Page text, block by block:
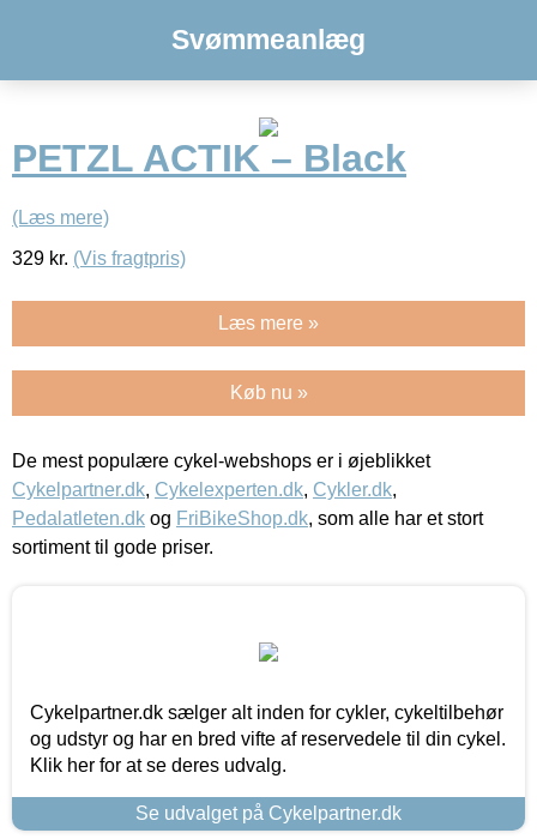
Svømmeanlæg
PETZL ACTIK – Black
(Læs mere)
329 kr. (Vis fragtpris)
Læs mere »
Køb nu »
De mest populære cykel-webshops er i øjeblikket
Cykelpartner.dk, Cykelexperten.dk, Cykler.dk,
Pedalatleten.dk og FriBikeShop.dk, som alle har et stort
sortiment til gode priser.
Cykelpartner.dk sælger alt inden for cykler, cykeltilbehør
og udstyr og har en bred vifte af reservedele til din cykel.
Klik her for at se deres udvalg.
Se udvalget på Cykelpartner.dk